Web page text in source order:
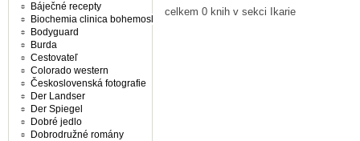
celkem 0 knih v sekci Ikarie
Báječné recepty
Biochemia clinica bohemoslovaca
Bodyguard
Burda
Cestovateľ
Colorado western
Československá fotografie
Der Landser
Der Spiegel
Dobré jedlo
Dobrodružné romány